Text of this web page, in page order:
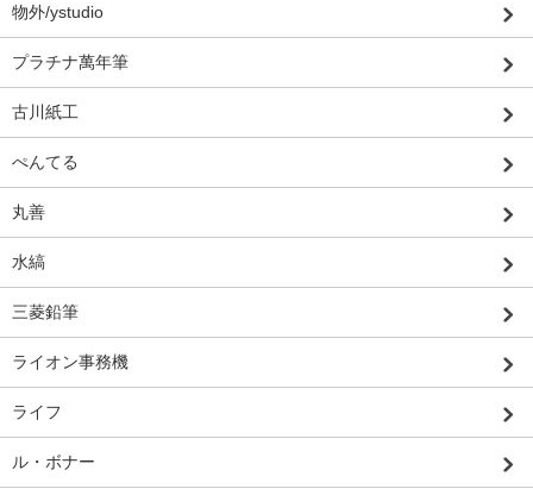
物外/ystudio
プラチナ萬年筆
古川紙工
ぺんてる
丸善
水縞
三菱鉛筆
ライオン事務機
ライフ
ル・ボナー